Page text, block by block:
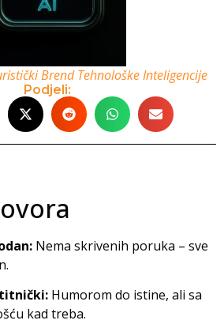
Brend Tehnološke Inteligencije
Podjeli:
Nema skrivenih poruka – sve
Humorom do istine, ali sa
kad treba.